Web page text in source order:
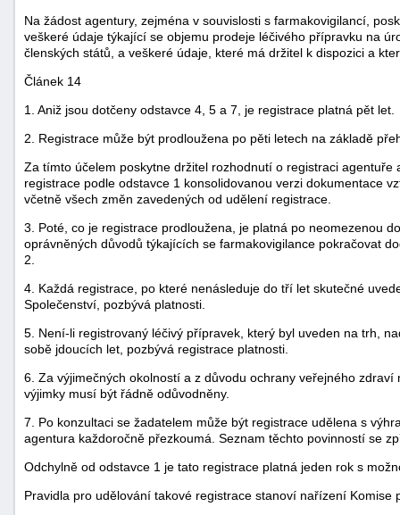
Na žádost agentury, zejména v souvislosti s farmakovigilancí,
veškeré údaje týkající se objemu prodeje léčivého přípravku na
členských států, a veškeré údaje, které má držitel k dispozici a
Článek 14
1. Aniž jsou dotčeny odstavce 4, 5 a 7, je registrace platná pět let.
2. Registrace může být prodloužena po pěti letech na základě
Za tímto účelem poskytne držitel rozhodnutí o registraci
registrace podle odstavce 1 konsolidovanou verzi dokumentace
včetně všech změn zavedených od udělení registrace.
3. Poté, co je registrace prodloužena, je platná po neomezenou
oprávněných důvodů týkajících se farmakovigilance pokračovat
2.
4. Každá registrace, po které nenásleduje do tří let skutečné
Společenství, pozbývá platnosti.
5. Není-li registrovaný léčivý přípravek, který byl uveden na trh,
sobě jdoucích let, pozbývá registrace platnosti.
6. Za výjimečných okolností a z důvodu ochrany veřejného
výjimky musí být řádně odůvodněny.
7. Po konzultaci se žadatelem může být registrace udělena s
agentura každoročně přezkoumá. Seznam těchto povinností se
Odchylně od odstavce 1 je tato registrace platná jeden rok s
Pravidla pro udělování takové registrace stanoví nařízení Komise